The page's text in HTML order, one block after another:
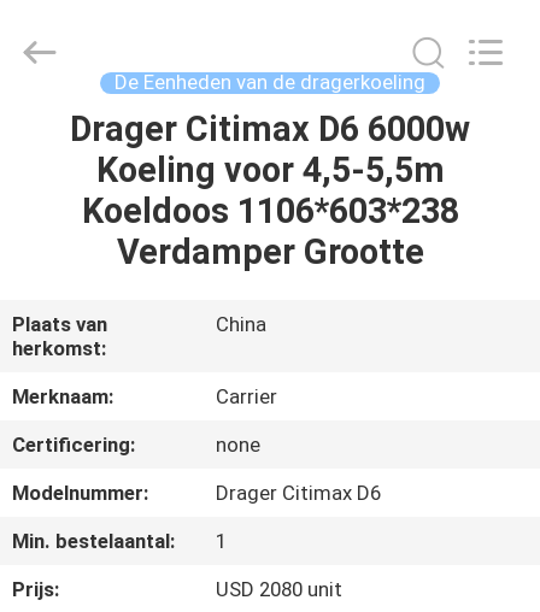
THUIS
PRODUCTEN
ONS
FABRIEKSTOCHT
KWALITEITSCONTROLE
NEEM
CONTACT
LIMITED.
De Eenheden van de dragerkoeling
Drager Citimax D6 6000w
Koeling voor 4,5-5,5m
Koeldoos 1106*603*238
Verdamper Grootte
Plaats van
herkomst:
China
Merknaam:
Carrier
Certificering:
none
Modelnummer:
Drager Citimax D6
Min. bestelaantal:
1
Prijs:
USD 2080 unit